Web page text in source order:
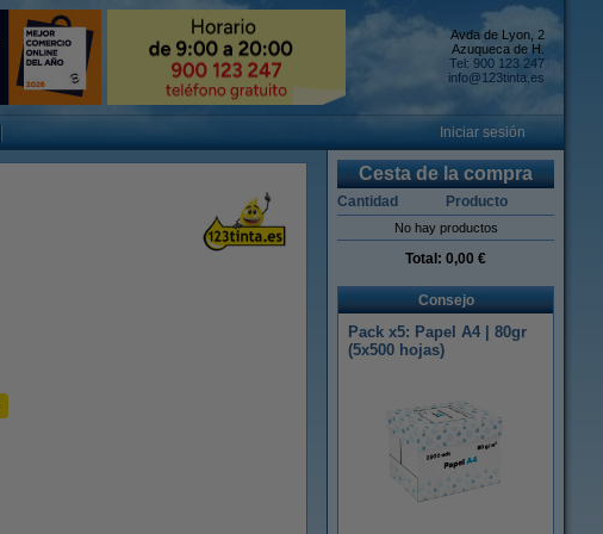
Avda de Lyon, 2
Azuqueca de H.
Tel: 900 123 247
info@123tinta.es
Iniciar sesión
Cesta de la compra
Cantidad Producto
No hay productos
Total: 0,00 €
Consejo
Pack x5: Papel A4 | 80gr
(5x500 hojas)